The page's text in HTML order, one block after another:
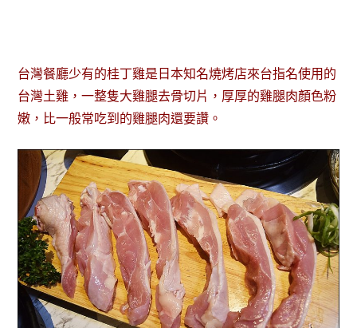
台灣餐廳少有的桂丁雞是日本知名燒烤店來台指名使用的
台灣土雞，一整隻大雞腿去骨切片，厚厚的雞腿肉顏色粉
嫩，比一般常吃到的雞腿肉還要讚。